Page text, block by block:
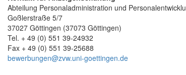
Abteilung Personaladministration und
Goßlerstraße 5/7
37027 Göttingen (37073 Göttingen)
Tel. + 49 (0) 551 39-24932
Fax + 49 (0) 551 39-25688
bewerbungen@zvw.uni-goettingen.de